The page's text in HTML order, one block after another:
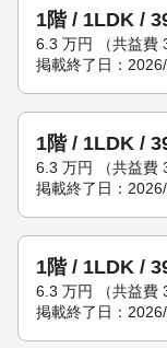
1階 / 1LDK /
6.3 万円
（共益費
掲載終了日：
1階 / 1LDK /
6.3 万円
（共益費
掲載終了日：
1階 / 1LDK /
6.3 万円
（共益費
掲載終了日：